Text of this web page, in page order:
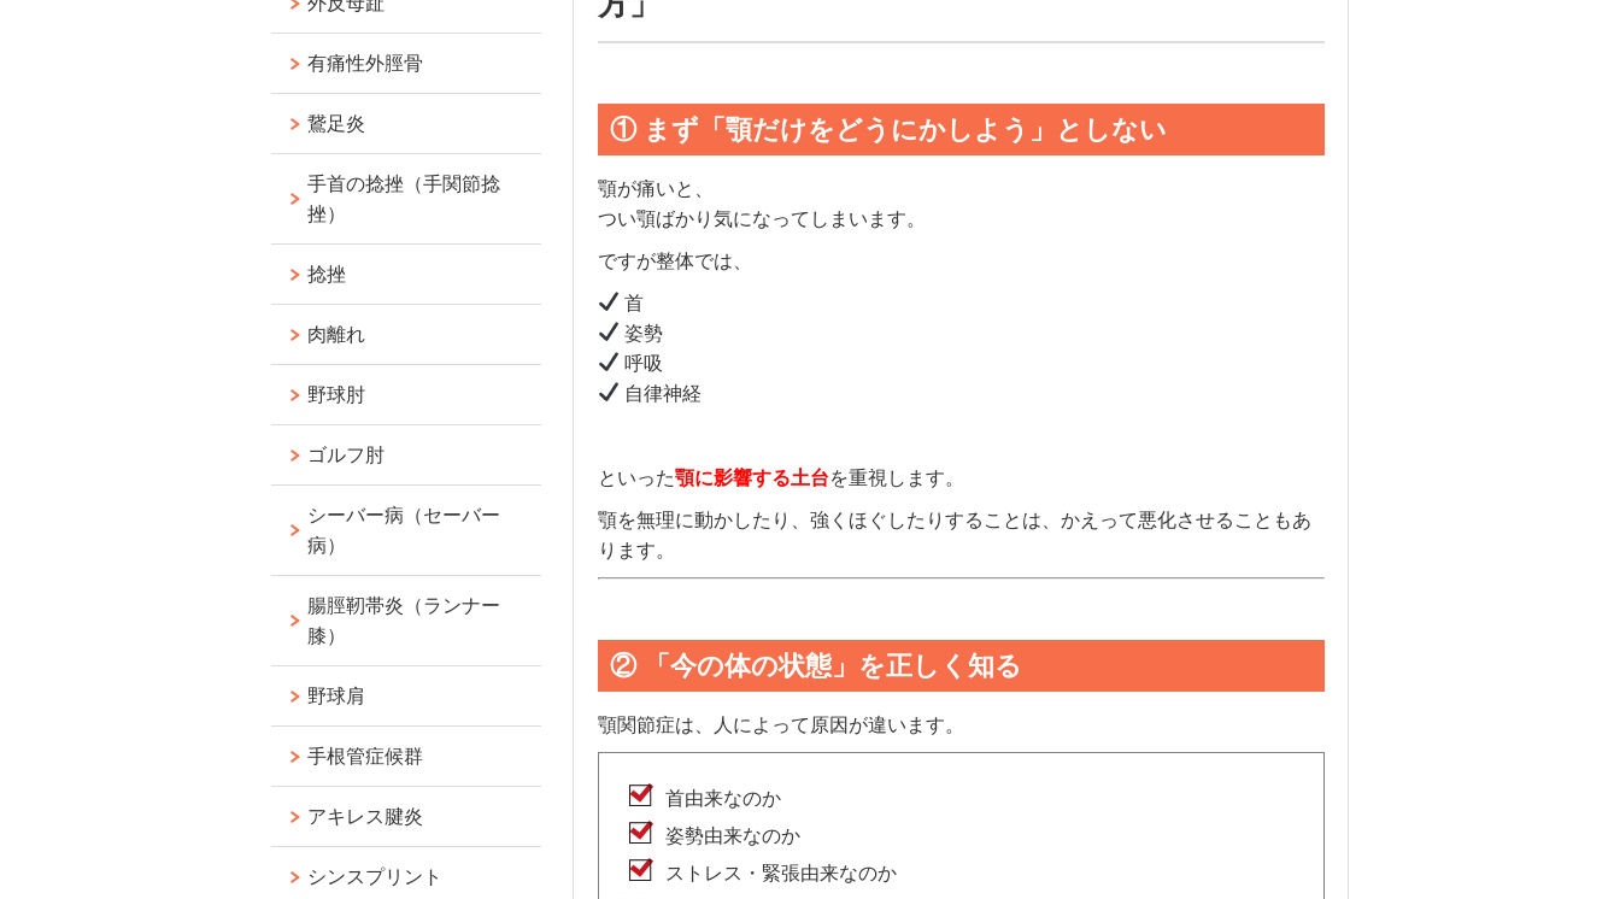
① まず「顎だけをどうにかしよう」としない
顎が痛いと、
つい顎ばかり気になってしまいます。
ですが整体では、
首
姿勢
呼吸
自律神経
といった顎に影響する土台を重視します。
顎を無理に動かしたり、強くほぐしたりすることは、かえって悪化させることもあ
ります。
② 「今の体の状態」を正しく知る
顎関節症は、人によって原因が違います。
首由来なのか
姿勢由来なのか
ストレス・緊張由来なのか
有痛性外脛骨
鵞足炎
手首の捻挫（手関節捻
挫）
捻挫
肉離れ
野球肘
ゴルフ肘
シーバー病（セーバー
病）
腸脛靭帯炎（ランナー
膝）
野球肩
手根管症候群
アキレス腱炎
シンスプリント